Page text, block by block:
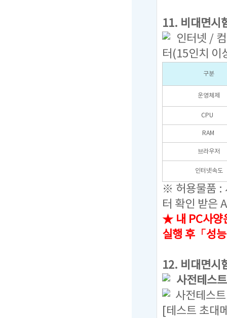
11. 비대면시
인터넷 /
터(15인치
구분
운영체제
CPU
RAM
브라우저
인터넷속도
※ 허용물품 :
터 확인 받은
★ 내 PC사양
실행 후「성
12. 비대면시
사전테스
사전테스
[테스트 초대